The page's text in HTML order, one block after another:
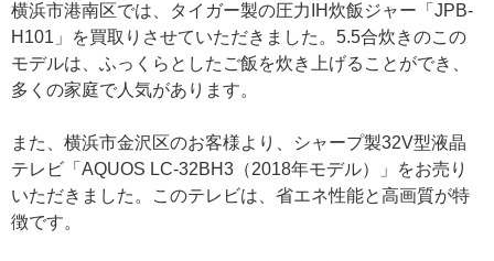
横浜市港南区では、タイガー製の圧力IH炊飯ジャー「JPB-
H101」を買取りさせていただきました。5.5合炊きのこの
モデルは、ふっくらとしたご飯を炊き上げることができ、
多くの家庭で人気があります。
また、横浜市金沢区のお客様より、シャープ製32V型液晶
テレビ「AQUOS LC-32BH3（2018年モデル）」をお売り
いただきました。このテレビは、省エネ性能と高画質が特
徴です。